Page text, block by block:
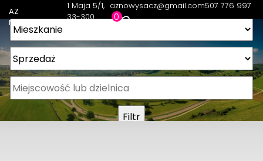
AZ
Nieruchomości
1 Maja 5/1
33-300
aznowysacz@gmail.com507 776 997
0